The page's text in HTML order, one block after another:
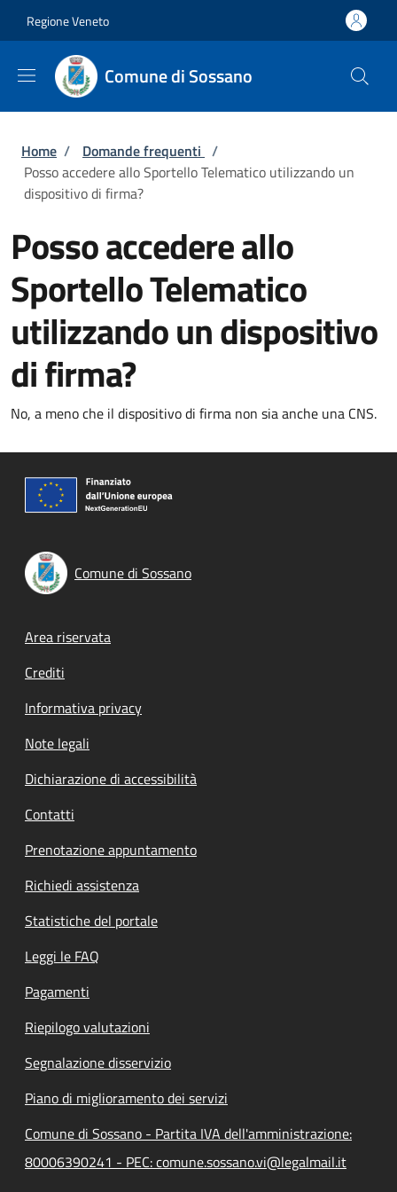
Regione Veneto
Comune di Sossano
Briciole di pane
Home / Domande frequenti /
Posso accedere allo Sportello Telematico utilizzando un
dispositivo di firma?
Posso accedere allo
Sportello Telematico
utilizzando un dispositivo
di firma?
No, a meno che il dispositivo di firma non sia anche una CNS.
Comune di Sossano
Footer menu
Area riservata
Crediti
Informativa privacy
Note legali
Dichiarazione di accessibilità
Contatti
Prenotazione appuntamento
Richiedi assistenza
Statistiche del portale
Leggi le FAQ
Pagamenti
Riepilogo valutazioni
Segnalazione disservizio
Piano di miglioramento dei servizi
Comune di Sossano - Partita IVA dell'amministrazione:
80006390241 - PEC: comune.sossano.vi@legalmail.it